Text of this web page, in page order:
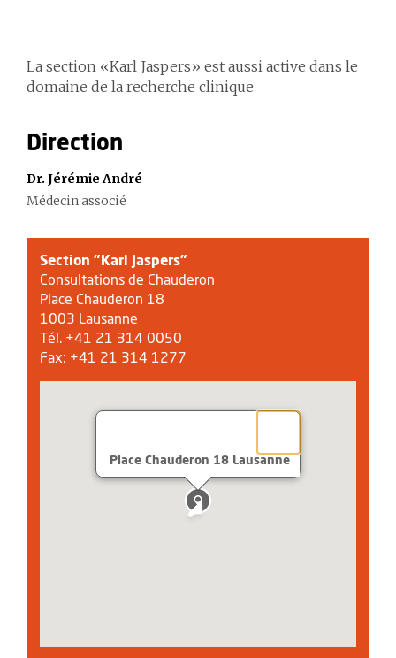
La section «Karl Jaspers» est aussi active dans le
domaine de la recherche clinique.
Direction
Dr. Jérémie André
Médecin associé
Section "Karl Jaspers"
Consultations de Chauderon
Place Chauderon 18
1003 Lausanne
Tél. +41 21 314 0050
Fax: +41 21 314 1277
Place Chauderon 18 Lausanne